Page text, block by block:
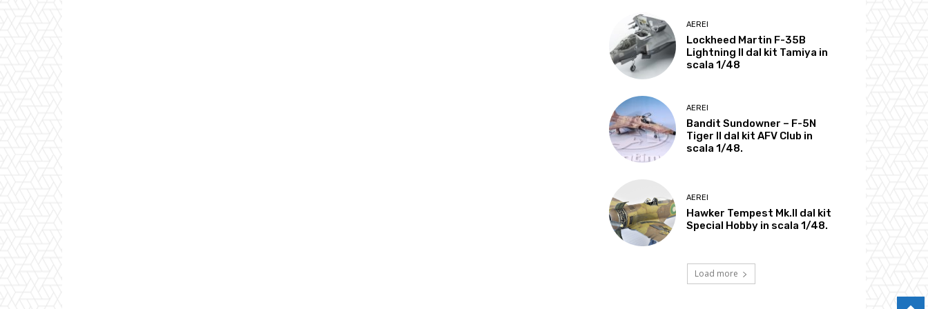
AEREI
Lockheed Martin F-35B
Lightning II dal kit Tamiya in
scala 1/48
AEREI
Bandit Sundowner – F-5N
Tiger II dal kit AFV Club in
scala 1/48.
AEREI
Hawker Tempest Mk.II dal kit
Special Hobby in scala 1/48.
Load more